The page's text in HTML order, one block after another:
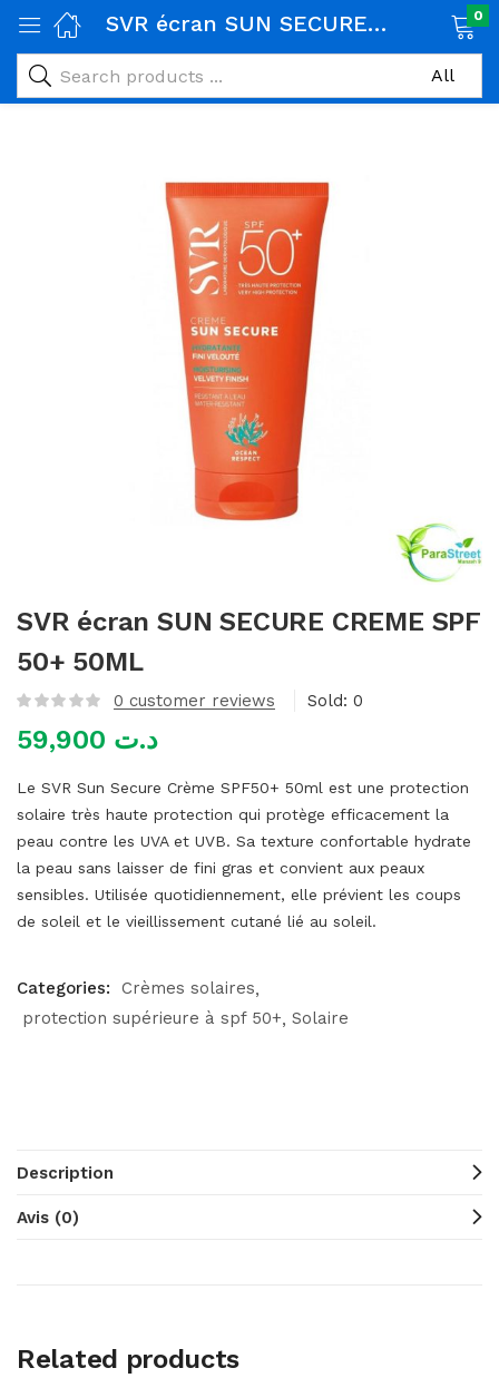
alimentaires)
SVR écran SUN SECURE CREME SPF 50+ 50ML 0
SVR écran SUN SECURE CREME SPF
50+ 50ML
0 customer reviews Sold: 0
د.ت
Le SVR Sun Secure Crème SPF50+ 50ml est une protection
solaire très haute protection qui protège efficacement la
peau contre les UVA et UVB. Sa texture confortable hydrate
la peau sans laisser de fini gras et convient aux peaux
sensibles. Utilisée quotidiennement, elle prévient les coups
de soleil et le vieillissement cutané lié au soleil.
Categories:
Crèmes solaires
protection supérieure à spf 50+ Solaire
Description
Avis (0)
Related products